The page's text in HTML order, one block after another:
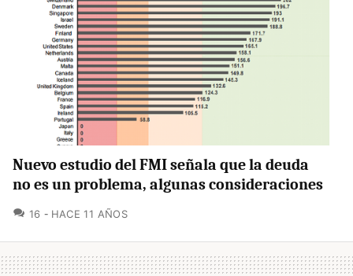
Nuevo estudio del FMI señala que la deuda
no es un problema, algunas consideraciones
16 COMENTARIOS
HACE 11 AÑOS